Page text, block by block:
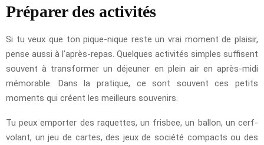
Préparer des activités
Si tu veux que ton pique-nique reste un vrai moment de plaisir,
pense aussi à l’après-repas. Quelques activités simples suffisent
souvent à transformer un déjeuner en plein air en après-midi
mémorable. Dans la pratique, ce sont souvent ces petits
moments qui créent les meilleurs souvenirs.
Tu peux emporter des raquettes, un frisbee, un ballon, un cerf-
volant, un jeu de cartes, des jeux de société compacts ou des